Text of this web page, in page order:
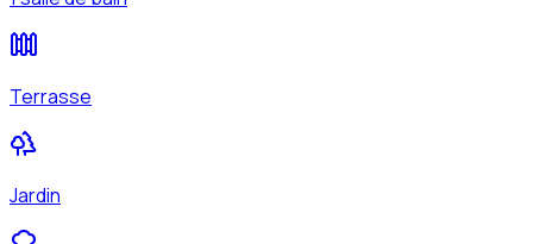
Terrasse
Jardin